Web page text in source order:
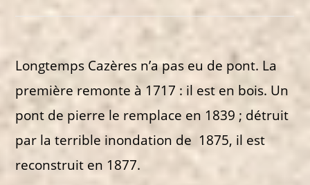
Longtemps Cazères n’a pas eu de pont. La
première remonte à 1717 : il est en bois. Un
pont de pierre le remplace en 1839 ; détruit
par la terrible inondation de 1875, il est
reconstruit en 1877.